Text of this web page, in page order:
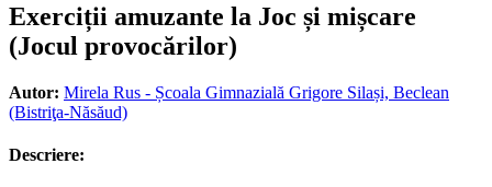
Exerciții amuzante la Joc și mișcare
(Jocul provocărilor)
Autor: Mirela Rus - Școala Gimnazială Grigore Silași, Beclean
(Bistriţa-Năsăud)
Descriere: